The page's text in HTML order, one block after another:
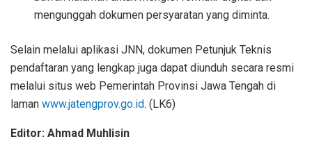
mengunggah dokumen persyaratan yang diminta.
Selain melalui aplikasi JNN, dokumen Petunjuk Teknis
pendaftaran yang lengkap juga dapat diunduh secara resmi
melalui situs web Pemerintah Provinsi Jawa Tengah di
laman www.jatengprov.go.id. (LK6)
Editor: Ahmad Muhlisin